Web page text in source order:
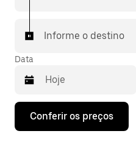
Informe o destino
Data
Pressione
seta
Conferir os preços